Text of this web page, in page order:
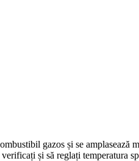
gazos și se amplasează
și să reglați temperatura